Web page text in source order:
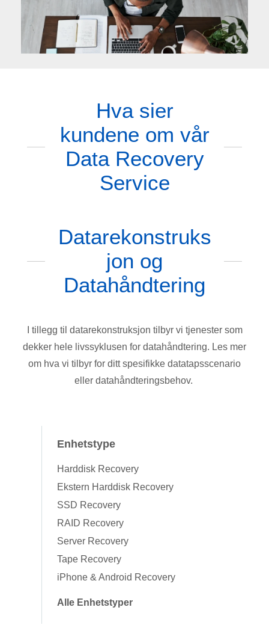
Hva sier
kundene om vår
Data Recovery
Service
Datarekonstruks
jon og
Datahåndtering
I tillegg til datarekonstruksjon tilbyr vi tjenester som
dekker hele livssyklusen for datahåndtering. Les mer
om hva vi tilbyr for ditt spesifikke datatapsscenario
eller datahåndteringsbehov.
Enhetstype
Harddisk Recovery
Ekstern Harddisk Recovery
SSD Recovery
RAID Recovery
Server Recovery
Tape Recovery
iPhone & Android Recovery
Alle Enhetstyper